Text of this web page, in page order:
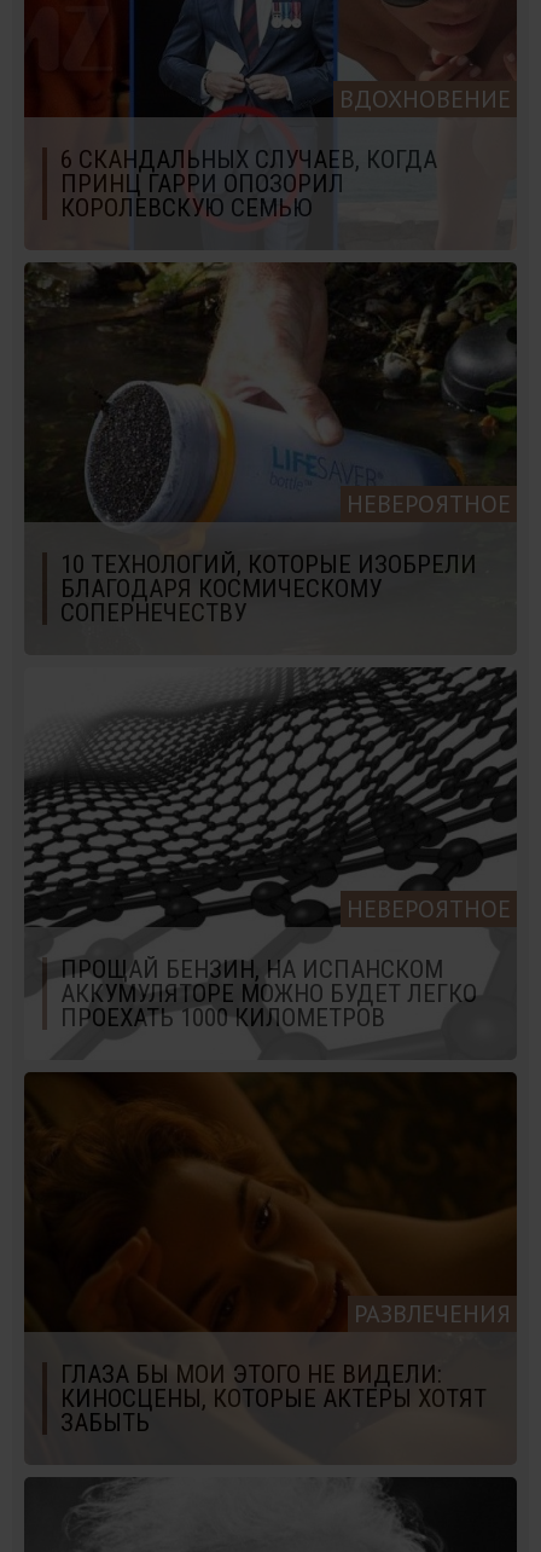
ВДОХНОВЕНИЕ
6 СКАНДАЛЬНЫХ СЛУЧАЕВ, КОГДА
ПРИНЦ ГАРРИ ОПОЗОРИЛ
КОРОЛЕВСКУЮ СЕМЬЮ
НЕВЕРОЯТНОЕ
10 ТЕХНОЛОГИЙ, КОТОРЫЕ ИЗОБРЕЛИ
БЛАГОДАРЯ КОСМИЧЕСКОМУ
СОПЕРНЕЧЕСТВУ
НЕВЕРОЯТНОЕ
ПРОЩАЙ БЕНЗИН, НА ИСПАНСКОМ
АККУМУЛЯТОРЕ МОЖНО БУДЕТ ЛЕГКО
ПРОЕХАТЬ 1000 КИЛОМЕТРОВ
РАЗВЛЕЧЕНИЯ
ГЛАЗА БЫ МОИ ЭТОГО НЕ ВИДЕЛИ:
КИНОСЦЕНЫ, КОТОРЫЕ АКТЕРЫ ХОТЯТ
ЗАБЫТЬ